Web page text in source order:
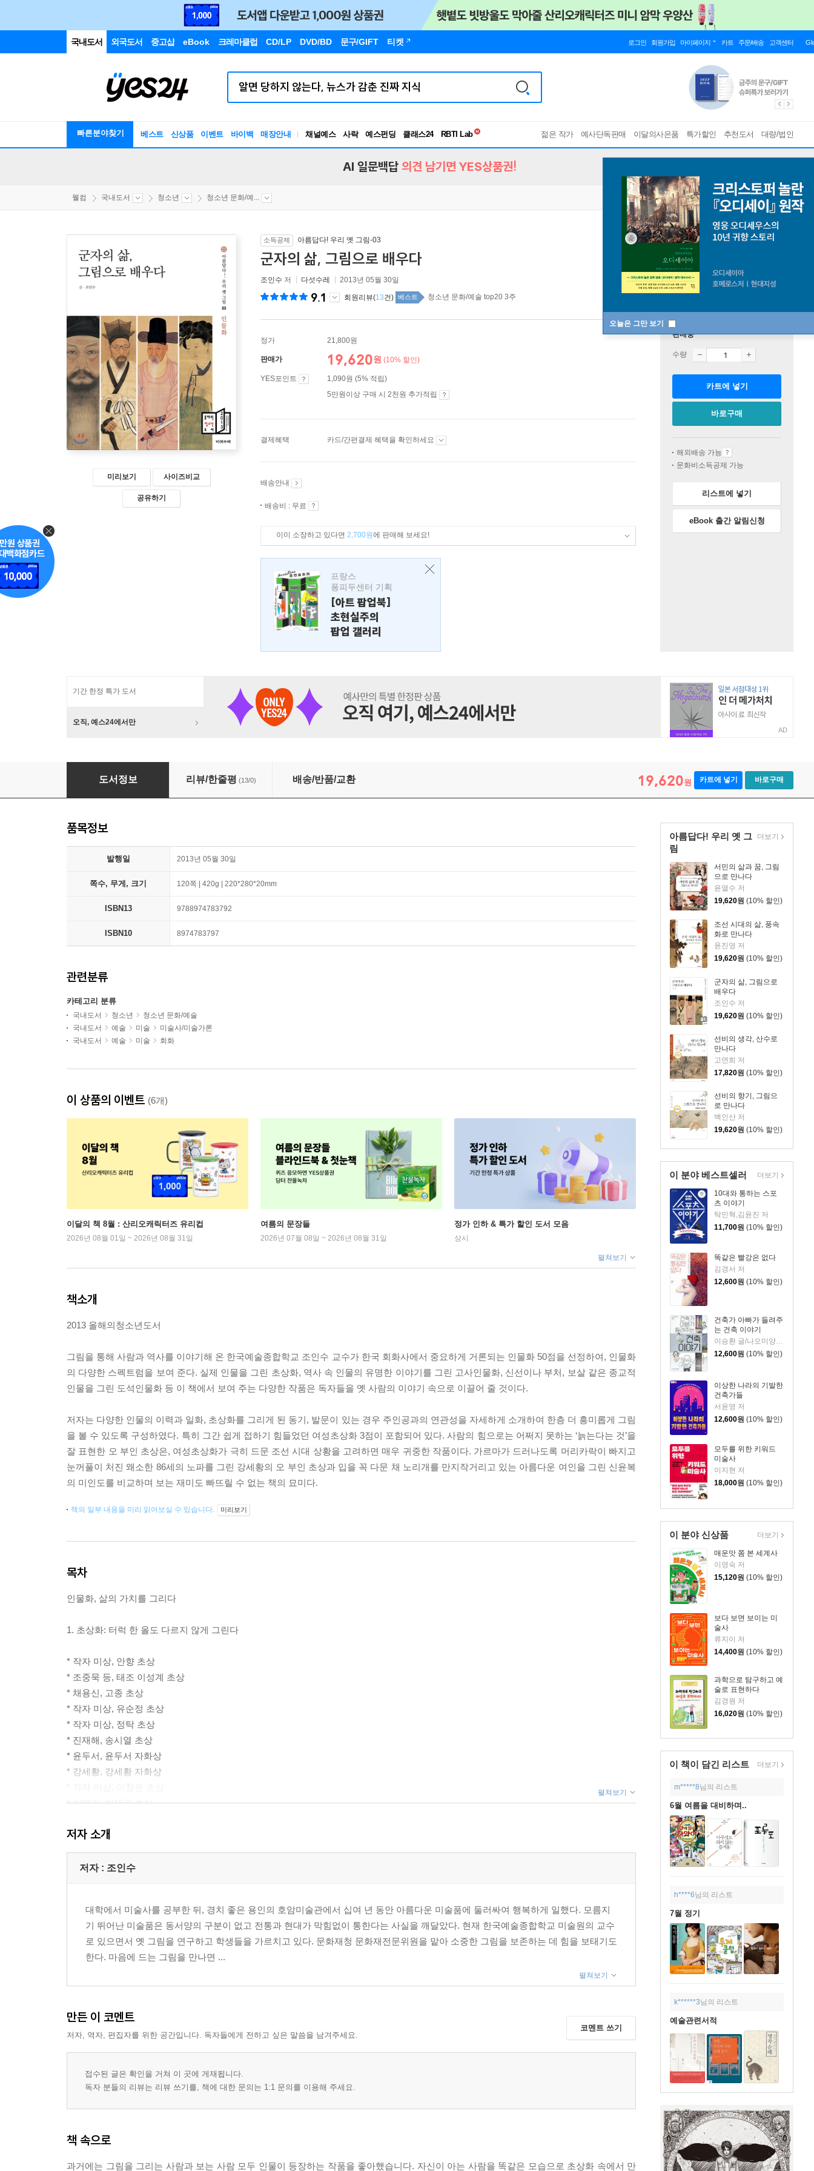
국내도서 외국도서 중고샵 eBook 크레마클럽 CD/LP DVD/BD 문구/GIFT 티켓 로그인 회원가입 마이페이지 카트 주문/배송 고객센터
빠른분야찾기 베스트 신상품 이벤트 바이백 매장안내 채널예스 사락 예스펀딩 클래스24
RBTI Lab
독서유형검사
젊은 작가 예사단독판매 이달의사은품 특가할인 추천도서 대량/법인
오늘은 그만 보기
AI 일문백답 의견 남기면 YES상품권!
웰컴 국내도서 청소년 청소년 문화/예...
미리보기 사이즈비교
공유하기
소득공제 아름답다! 우리 옛 그림-03
군자의 삶, 그림으로 배우다
조인수 저 다섯수레 2013년 05월 30일
9.1 회원리뷰(13건) 베스트 청소년 문화/예술 top20 3주
정가 21,800원
판매가 19,620원 (10% 할인)
YES포인트
1,090원 (5% 적립)
5만원이상 구매 시 2천원 추가적립
결제혜택 카드/간편결제 혜택을 확인하세요
배송안내
배송비 : 무료
이미 소장하고 있다면 2,700원에 판매해 보세요!
프랑스
퐁피두센터 기획
[아트 팝업북]
초현실주의
팝업 갤러리
판매중
수량
카트에 넣기
바로구매
해외배송 가능
문화비소득공제 가능
리스트에 넣기
eBook 출간 알림신청
기간 한정 특가 도서
오직, 예스24에서만
AD
군자의 삶, 그림으로 배우다
도서정보 리뷰/한줄평 (13/0) 배송/반품/교환 19,620원 카트에 넣기 바로구매
아름답다! 우리 옛 그
림
서민의 삶과 꿈, 그림
으로 만나다
윤열수 저
19,620원 (10% 할인)
조선 시대의 삶, 풍속
화로 만나다
윤진영 저
19,620원 (10% 할인)
군자의 삶, 그림으로
배우다
조인수 저
19,620원 (10% 할인)
선비의 생각, 산수로
만나다
고연희 저
17,820원 (10% 할인)
선비의 향기, 그림으
로 만나다
백인산 저
19,620원 (10% 할인)
더보기
이 분야 베스트셀러
10대와 통하는 스포
츠 이야기
탁민혁,김윤진 저
11,700원 (10% 할인)
똑같은 빨강은 없다
김경서 저
12,600원 (10% 할인)
건축가 아빠가 들려주
는 건축 이야기
12,600원 (10% 할인)
이상한 나라의 기발한
건축가들
서윤영 저
12,600원 (10% 할인)
모두를 위한 키워드
미술사
이지현 저
18,000원 (10% 할인)
더보기
이 분야 신상품
매운맛 쫌 본 세계사
이영숙 저
15,120원 (10% 할인)
보다 보면 보이는 미
술사
류지이 저
14,400원 (10% 할인)
과학으로 탐구하고 예
술로 표현하다
김경원 저
16,020원 (10% 할인)
더보기
이 책이 담긴 리스트 더보기
m*****8님의 리스트
6월 여름을 대비하며..
h****6님의 리스트
7월 정기
k******3님의 리스트
예술관련서적
품목정보
발행일 2013년 05월 30일
쪽수, 무게, 크기 120쪽 | 420g | 220*280*20mm
ISBN13 9788974783792
ISBN10 8974783797
관련분류
카테고리 분류
국내도서 청소년
청소년 문화/예술
국내도서
예술 미술
미술사/미술가론
국내도서
예술 미술 회화
이 상품의 이벤트 (6개)
이달의 책 8월 : 산리오캐릭터즈 유리컵
2026년 08월 01일 ~ 2026년 08월 31일
여름의 문장들
2026년 07월 08일 ~ 2026년 08월 31일
정가 인하 & 특가 할인 도서 모음
상시
펼쳐보기
책소개
2013 올해의청소년도서
그림을 통해 사람과 역사를 이야기해 온 한국예술종합학교 조인수 교수가 한국 회화사에서 중요하게 거론되는 인물화 50점을 선정하여, 인물화
의 다양한 스펙트럼을 보여 준다. 실제 인물을 그린 초상화, 역사 속 인물의 유명한 이야기를 그린 고사인물화, 신선이나 부처, 보살 같은 종교적
인물을 그린 도석인물화 등 이 책에서 보여 주는 다양한 작품은 독자들을 옛 사람의 이야기 속으로 이끌어 줄 것이다.
저자는 다양한 인물의 이력과 일화, 초상화를 그리게 된 동기, 발문이 있는 경우 주인공과의 연관성을 자세하게 소개하여 한층 더 흥미롭게 그림
을 볼 수 있도록 구성하였다. 특히 그간 쉽게 접하기 힘들었던 여성초상화 3점이 포함되어 있다. 사람의 힘으로는 어쩌지 못하는 ‘늙는다는 것’을
잘 표현한 오 부인 초상은, 여성초상화가 극히 드문 조선 시대 상황을 고려하면 매우 귀중한 작품이다. 가르마가 드러나도록 머리카락이 빠지고
눈꺼풀이 처진 왜소한 86세의 노파를 그린 강세황의 오 부인 초상과 입을 꼭 다문 채 노리개를 만지작거리고 있는 아름다운 여인을 그린 신윤복
의 미인도를 비교하며 보는 재미도 빠뜨릴 수 없는 책의 묘미다.
책의 일부 내용을 미리 읽어보실 수 있습니다. 미리보기
목차
인물화, 삶의 가치를 그리다
1. 초상화: 터럭 한 올도 다르지 않게 그린다
* 작자 미상, 안향 초상
* 조중묵 등, 태조 이성계 초상
* 채용신, 고종 초상
* 작자 미상, 유순정 초상
* 작자 미상, 정탁 초상
* 진재해, 송시열 초상
* 윤두서, 윤두서 자화상
* 강세황, 강세황 자화상
* 이명기, 채제공 초상
* 이한철과 유숙, 이하응 초상
* 채용신, 황현 초상
* 강세황, 오 부인 초상
* 작자 미상, 승려 초상
2. 고사인물화: 권선징악을 그림으로 배운다
* 조속, 하늘이 황금 상자를 내려 주시네
* 김명국, 소년의 운명을 놓고 티격태격하다
* 이명욱, 어부와 나무꾼이 세상 이치를 논하
* 작자 미상, 만세의 스승 제갈량을 추모하다
* 김진여, 공자가 소정묘를 처형하다
* 정선, 국화처럼 청정한 선비의 마음
* 윤덕희, 날아가는 학이 돌아오라고 하네
* 강세황, 유유자적 때를 기다리네
펼쳐보기
저자 소개
저자 : 조인수
대학에서 미술사를 공부한 뒤, 경치 좋은 용인의 호암미술관에서 십여 년 동안 아름다운 미술품에 둘러싸여 행복하게 일했다. 모름지
기 뛰어난 미술품은 동서양의 구분이 없고 전통과 현대가 막힘없이 통한다는 사실을 깨달았다. 현재 한국예술종합학교 미술원의 교수
로 있으면서 옛 그림을 연구하고 학생들을 가르치고 있다. 문화재청 문화재전문위원을 맡아 소중한 그림을 보존하는 데 힘을 보태기도
한다. 마음에 드는 그림을 만나면 ...
펼쳐보기
만든 이 코멘트
저자, 역자, 편집자를 위한 공간입니다. 독자들에게 전하고 싶은 말씀을 남겨주세요.
코멘트 쓰기
접수된 글은 확인을 거쳐 이 곳에 게재됩니다.
독자 분들의 리뷰는 리뷰 쓰기를, 책에 대한 문의는 1:1 문의를 이용해 주세요.
책 속으로
과거에는 그림을 그리는 사람과 보는 사람 모두 인물이 등장하는 작품을 좋아했습니다. 자신이 아는 사람을 똑같은 모습으로 초상화 속에서 만